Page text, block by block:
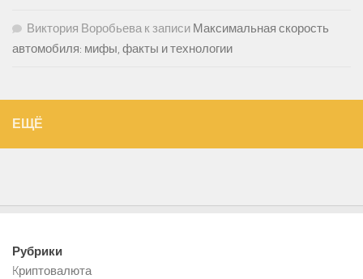
Виктория Воробьевак записи Максимальная скорость
автомобиля: мифы, факты и технологии
ЕЩЁ
Рубрики
Kриптовалюта